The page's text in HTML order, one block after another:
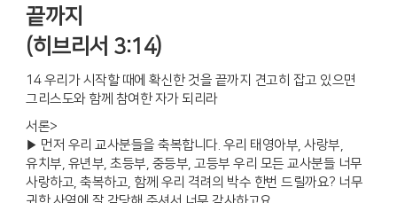
끝까지
(히브리서 3:14)
14 우리가 시작할 때에 확신한 것을 끝까지 견고히 잡고 있으면
그리스도와 함께 참여한 자가 되리라
서론>
▶ 먼저 우리 교사분들을 축복합니다. 우리 태영아부, 사랑부,
유치부, 유년부, 초등부, 중등부, 고등부 우리 모든 교사분들 너무
사랑하고, 축복하고, 함께 우리 격려의 박수 한번 드릴까요? 너무